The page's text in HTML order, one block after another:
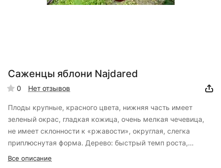
Саженцы яблони Najdared
0 Нет отзывов
Плоды крупные, красного цвета, нижняя часть имеет
зеленый окрас, гладкая кожица, очень мелкая чечевица,
не имеет склонности к «ржавости», округлая, слегка
приплюснутая форма. Дерево: быстрый темп роста,
широкие ветви, средне-раннее цветение, не подвержено
Все описание